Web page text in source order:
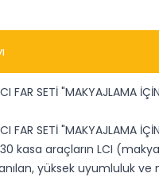
FAR SETİ "MAKYAJLAMA
FAR SETİ "MAKYAJLAMA
kasa araçların LCI
yüksek uyumluluk ve